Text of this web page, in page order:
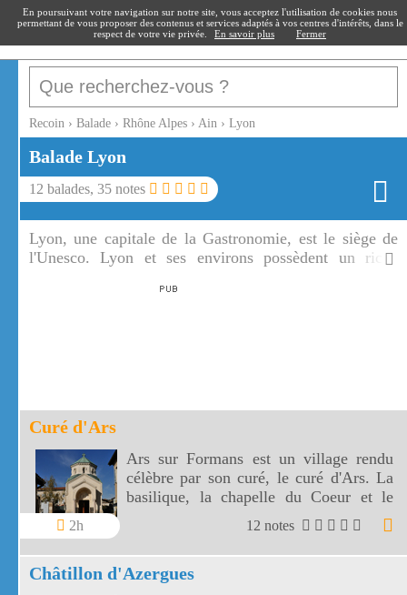
recoin.fr
Recoin › Balade › Rhône Alpes › Ain › Lyon
Balade Lyon
12 balades, 35 notes
Lyon, une capitale de la Gastronomie, est le siège de
l'Unesco. Lyon et ses environs possèdent un riche
Curé d'Ars
2h
Ars sur Formans est un village rendu
célèbre par son curé, le curé d'Ars. La
basilique, la chapelle du Coeur et le
musée de cire sont les incontournables
d'Ars sur Formans.
12 notes
Châtillon d'Azergues
En poursuivant votre navigation sur notre site, vous acceptez l'utilisation de cookies nous
permettant de vous proposer des contenus et services adaptés à vos centres d'intérêts, dans le
respect de votre vie privée.
En savoir plus Fermer